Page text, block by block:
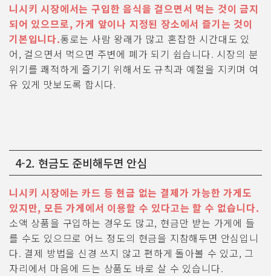
니시키 시장에서는 구입한 음식을 걸으면서 먹는 것이 금지
되어 있으므로, 가게 앞이나 지정된 장소에서 즐기는 것이
기본입니다.통로는 사람 왕래가 많고 혼잡한 시간대도 있
어, 걸으면서 먹으면 주변에 폐가 되기 쉽습니다. 시장의 분
위기를 쾌적하게 즐기기 위해서도 규칙과 예절을 지키며 여
유 있게 맛보도록 합시다.
4-2. 현금도 준비해두면 안심
니시키 시장에는 카드 등 현금 없는 결제가 가능한 가게도
있지만, 모든 가게에서 이용할 수 있다고는 할 수 없습니다.
소액 상품을 구입하는 경우도 많고, 현금만 받는 가게에 들
를 수도 있으므로 어느 정도의 현금을 지참해두면 안심입니
다. 결제 방법을 신경 쓰지 않고 편하게 돌아볼 수 있고, 그
자리에서 마음에 드는 상품도 바로 살 수 있습니다.